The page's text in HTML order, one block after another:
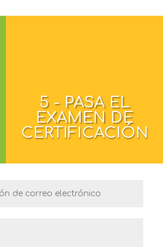
5 - PASA EL
EXAMEN DE
CERTIFICACIÓN